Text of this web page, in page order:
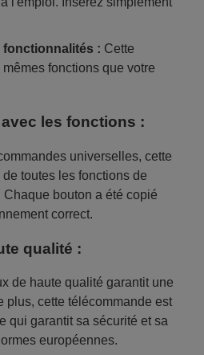
fonctionnalités : Cette
fonctions que votre
les fonctions :
universelles, cette
toutes les fonctions de
bouton a été copié
correct.
qualité :
de haute qualité garantit une
plus, cette télécommande est
qui garantit sa sécurité et sa
européennes.